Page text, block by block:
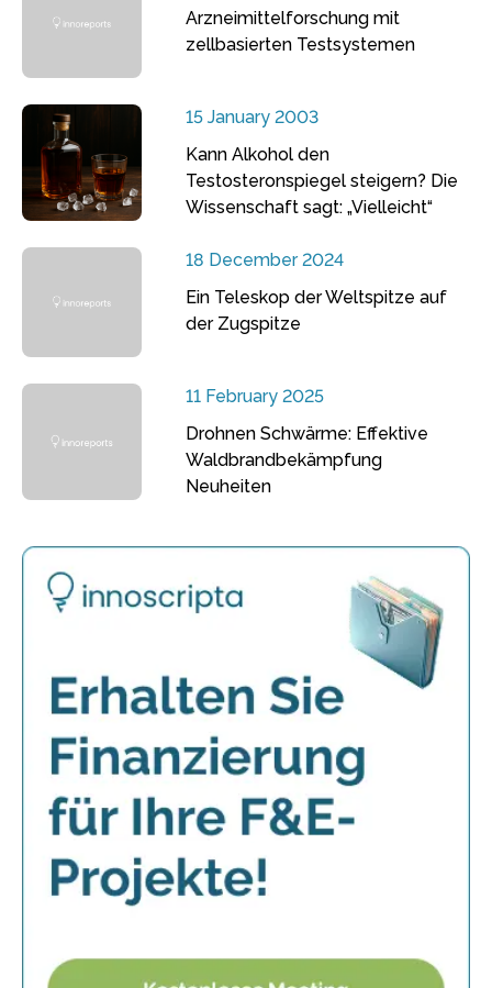
Arzneimittelforschung mit
zellbasierten Testsystemen
15 January 2003
Kann Alkohol den
Testosteronspiegel steigern? Die
Wissenschaft sagt: „Vielleicht“
18 December 2024
Ein Teleskop der Weltspitze auf
der Zugspitze
11 February 2025
Drohnen Schwärme: Effektive
Waldbrandbekämpfung
Neuheiten